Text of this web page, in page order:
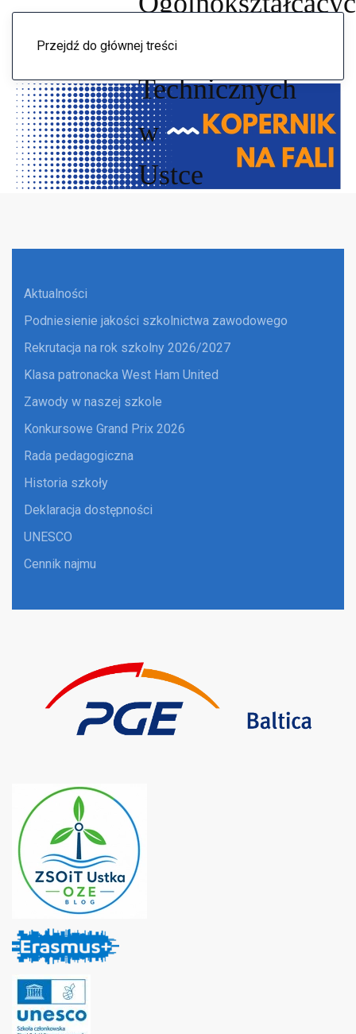
Przejdź do głównej treści
Menu
Aktualności
Podniesienie jakości szkolnictwa zawodowego
Rekrutacja na rok szkolny 2026/2027
Klasa patronacka West Ham United
Zawody w naszej szkole
Konkursowe Grand Prix 2026
Rada pedagogiczna
Historia szkoły
Deklaracja dostępności
UNESCO
Cennik najmu